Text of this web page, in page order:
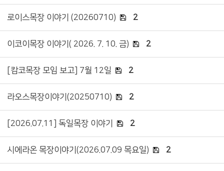
로이스목장 이야기 (20260710) 2
이코이목장 이야기( 2026. 7. 10. 금) 2
[캄코목장 모임 보고] 7월 12일 2
라오스목장이야기(20250710) 2
[2026.07.11] 독일목장 이야기 2
시에라온 목장이야기(2026.07.09 목요일) 2